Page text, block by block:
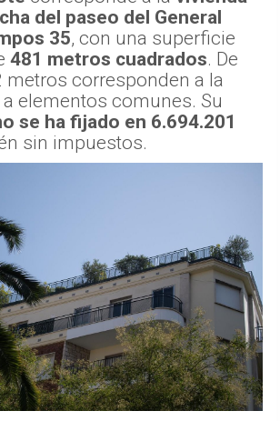
corresponde a lavivienda
del paseo del General
35, con una superficie
481 metros cuadrados . De
metros corresponden a la
elementos comunes. Su
se ha fijado en 6.694.201
sin impuestos.